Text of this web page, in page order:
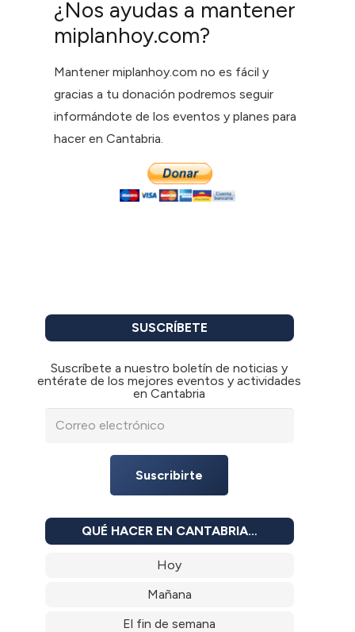
¿Nos ayudas a mantener
miplanhoy.com?
Mantener miplanhoy.com no es fácil y
gracias a tu donación podremos seguir
informándote de los eventos y planes para
hacer en Cantabria.
SUSCRÍBETE
Suscríbete a nuestro boletín de noticias y
entérate de los mejores eventos y actividades
en Cantabria
Suscribirte
QUÉ HACER EN CANTABRIA…
Hoy
Mañana
El fin de semana